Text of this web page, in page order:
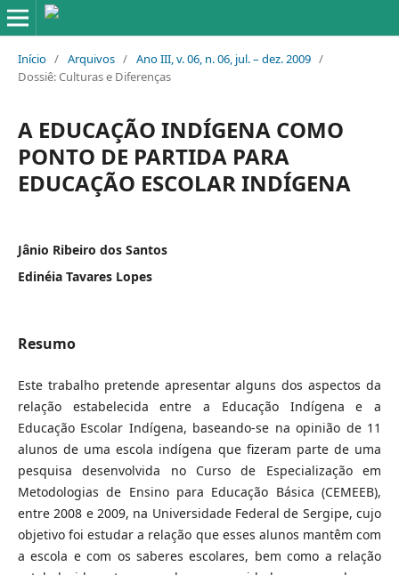
Início / Arquivos / Ano III, v. 06, n. 06, jul. – dez. 2009 /
Dossiê: Culturas e Diferenças
A EDUCAÇÃO INDÍGENA COMO
PONTO DE PARTIDA PARA
EDUCAÇÃO ESCOLAR INDÍGENA
Jânio Ribeiro dos Santos
Edinéia Tavares Lopes
Resumo
Este trabalho pretende apresentar alguns dos aspectos da
relação estabelecida entre a Educação Indígena e a
Educação Escolar Indígena, baseando-se na opinião de 11
alunos de uma escola indígena que fizeram parte de uma
pesquisa desenvolvida no Curso de Especialização em
Metodologias de Ensino para Educação Básica (CEMEEB),
entre 2008 e 2009, na Universidade Federal de Sergipe, cujo
objetivo foi estudar a relação que esses alunos mantêm com
a escola e com os saberes escolares, bem como a relação